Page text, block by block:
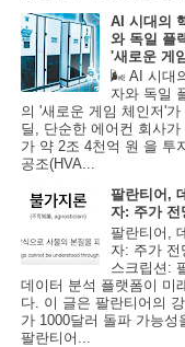
AI 시대의
와 독일 플
'새로운 게
🌬️ AI 시대
자와 독일
의 '새로운 게임 체인저'
딜, 단순한 에어컨 회사
가 약 2조 4천억 원 을 투
공조(HVA...
팔란티어,
자: 주가 전
팔란티어,
자: 주가 전
스크립션:
데이터 분석 플랫폼이 미
다. 이 글은 팔란티어의
가 1000달러 돌파 가능성
팔란티어...